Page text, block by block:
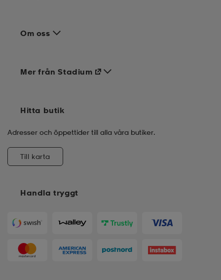
Om oss
Handla tryggt
Mer från Stadium
Hitta butik
Adresser och öppettider till alla våra butiker.
Till karta